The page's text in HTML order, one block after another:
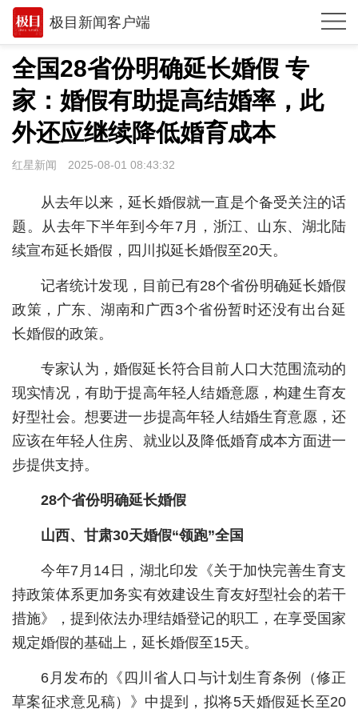
极目新闻客户端
推荐
观点
时政
湖北
世相
环球
专题
极客圈
城建
科教
健康
房产
消费
创意
文化
全国28省份明确延长婚假 专
家：婚假有助提高结婚率，此
外还应继续降低婚育成本
红星新闻 2025-08-01 08:43:32
从去年以来，延长婚假就一直是个备受关注的话
题。从去年下半年到今年7月，浙江、山东、湖北陆
续宣布延长婚假，四川拟延长婚假至20天。
记者统计发现，目前已有28个省份明确延长婚假
政策，广东、湖南和广西3个省份暂时还没有出台延
长婚假的政策。
专家认为，婚假延长符合目前人口大范围流动的
现实情况，有助于提高年轻人结婚意愿，构建生育友
好型社会。想要进一步提高年轻人结婚生育意愿，还
应该在年轻人住房、就业以及降低婚育成本方面进一
步提供支持。
28个省份明确延长婚假
山西、甘肃30天婚假“领跑”全国
今年7月14日，湖北印发《关于加快完善生育支
持政策体系更加务实有效建设生育友好型社会的若干
措施》，提到依法办理结婚登记的职工，在享受国家
规定婚假的基础上，延长婚假至15天。
6月发布的《四川省人口与计划生育条例（修正
草案征求意见稿）》中提到，拟将5天婚假延长至20